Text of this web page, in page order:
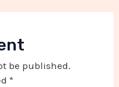
be published.
*